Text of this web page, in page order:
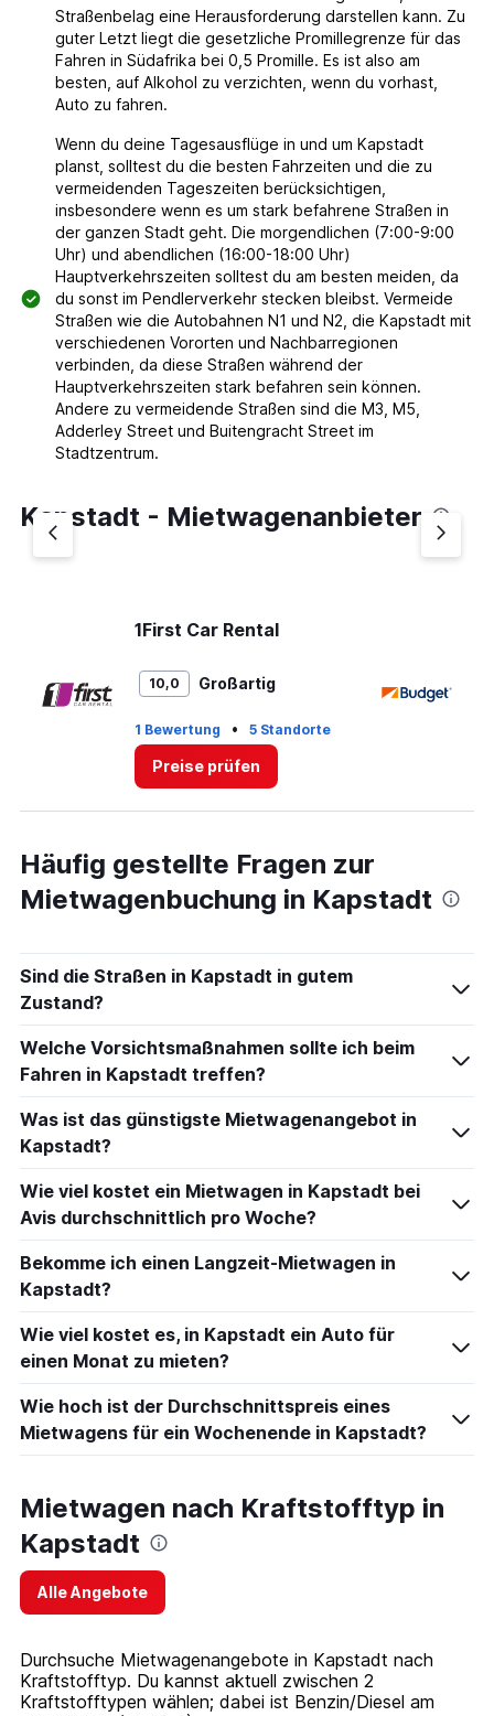
Straßenbelag eine Herausforderung darstellen kann. Zu
guter Letzt liegt die gesetzliche Promillegrenze für das
Fahren in Südafrika bei 0,5 Promille. Es ist also am
besten, auf Alkohol zu verzichten, wenn du vorhast,
Auto zu fahren.
Wenn du deine Tagesausflüge in und um Kapstadt
planst, solltest du die besten Fahrzeiten und die zu
vermeidenden Tageszeiten berücksichtigen,
insbesondere wenn es um stark befahrene Straßen in
der ganzen Stadt geht. Die morgendlichen (7:00-9:00
Uhr) und abendlichen (16:00-18:00 Uhr)
Hauptverkehrszeiten solltest du am besten meiden, da
du sonst im Pendlerverkehr stecken bleibst. Vermeide
Straßen wie die Autobahnen N1 und N2, die Kapstadt mit
verschiedenen Vororten und Nachbarregionen
verbinden, da diese Straßen während der
Hauptverkehrszeiten stark befahren sein können.
Andere zu vermeidende Straßen sind die M3, M5,
Adderley Street und Buitengracht Street im
Stadtzentrum.
Kapstadt - Mietwagenanbieter
1First Car Rental
10,0 Großartig
1 Bewertung • 5 Standorte
Preise prüfen
Häufig gestellte Fragen zur
Mietwagenbuchung in Kapstadt
Sind die Straßen in Kapstadt in gutem
Zustand?
Welche Vorsichtsmaßnahmen sollte ich beim
Fahren in Kapstadt treffen?
Was ist das günstigste Mietwagenangebot in
Kapstadt?
Wie viel kostet ein Mietwagen in Kapstadt bei
Avis durchschnittlich pro Woche?
Bekomme ich einen Langzeit-Mietwagen in
Kapstadt?
Wie viel kostet es, in Kapstadt ein Auto für
einen Monat zu mieten?
Wie hoch ist der Durchschnittspreis eines
Mietwagens für ein Wochenende in Kapstadt?
Mietwagen nach Kraftstofftyp in
Kapstadt
Alle Angebote
Durchsuche Mietwagenangebote in Kapstadt nach
Kraftstofftyp. Du kannst aktuell zwischen 2
Kraftstofftypen wählen; dabei ist Benzin/Diesel am